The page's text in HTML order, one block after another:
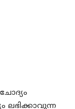
ലഭിക്കാവുന്ന